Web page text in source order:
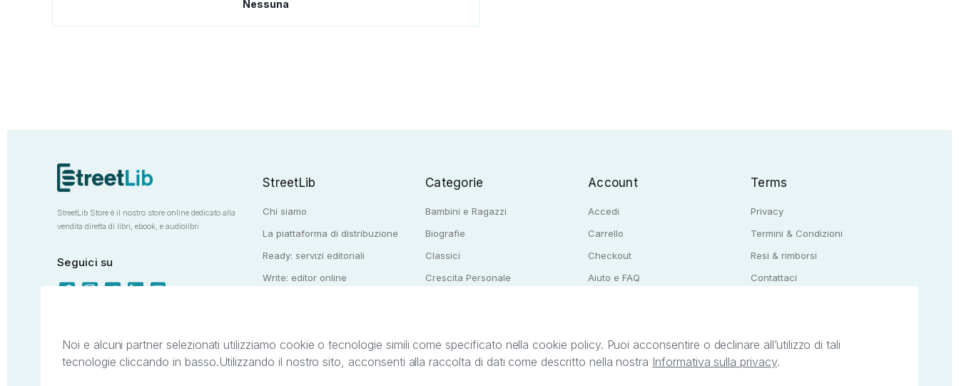
Nessuna
StreetLib Store è il nostro store online dedicato alla
vendita diretta di libri, ebook, e audiolibri
Seguici su
StreetLib
Chi siamo
La piattaforma di distribuzione
Ready: servizi editoriali
Write: editor online
Categorie
Bambini e Ragazzi
Biografie
Classici
Crescita Personale
Account
Accedi
Carrello
Checkout
Aiuto e FAQ
Terms
Privacy
Termini & Condizioni
Resi & rimborsi
Contattaci
Il presente sito web è di proprietà di StreetLib S.r.l. C.F. e P.IVA 05338720963. StreetLib S.r.l. è titolare di tutti i diritti di proprietà intellettuale afferenti ai marchi, loghi e
Noi e alcuni partner selezionati utilizziamo cookie o tecnologie simili come specificato nella cookie policy. Puoi acconsentire o declinare all’utilizzo di tali
tecnologie cliccando in basso.Utilizzando il nostro sito, acconsenti alla raccolta di dati come descritto nella nostra Informativa sulla privacy.